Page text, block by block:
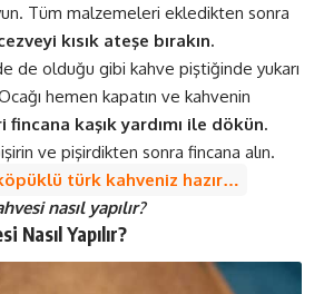
Tüm malzemeleri ekledikten sonra
kısık ateşe bırakın.
de olduğu gibi kahve piştiğinde yukarı
hemen kapatın ve kahvenin
kaşık yardımı ile dökün.
ve pişirdikten sonra fincana alın.
türk kahveniz hazır…
nasıl yapılır?
Nasıl Yapılır?